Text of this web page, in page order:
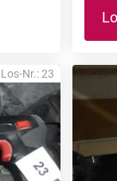
Los-Nr.: 23